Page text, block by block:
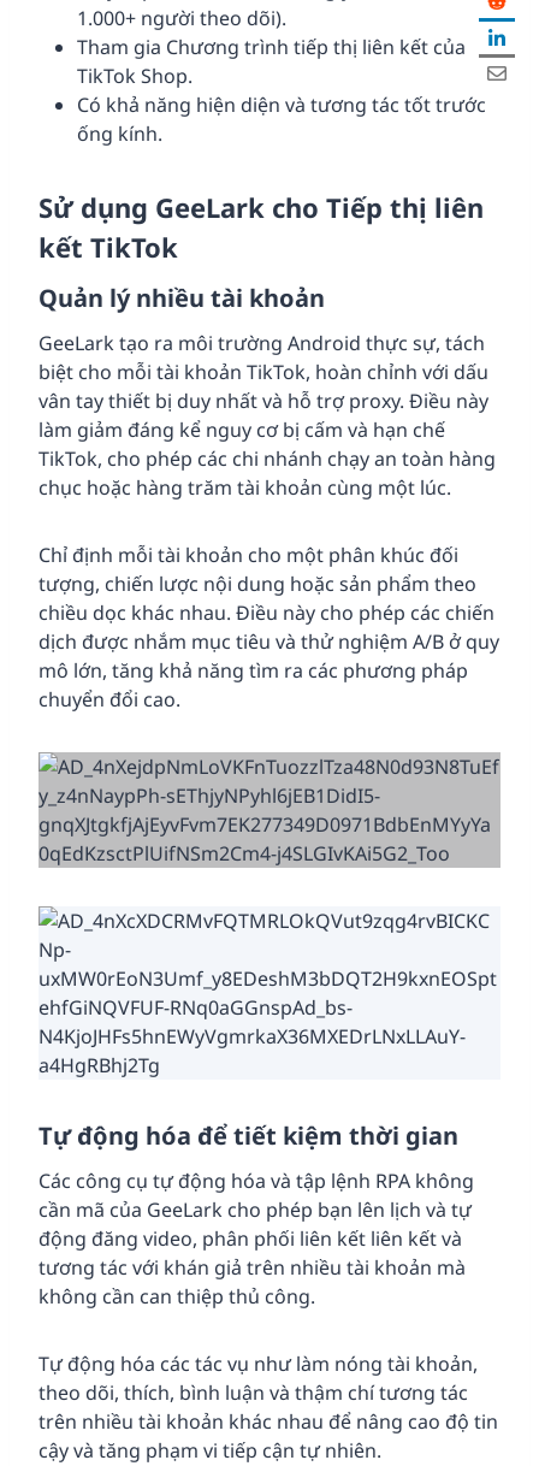
1.000+ người theo dõi).
Tham gia Chương trình tiếp thị liên kết của
TikTok Shop.
Có khả năng hiện diện và tương tác tốt trước
ống kính.
Sử dụng GeeLark cho Tiếp thị liên
kết TikTok
Quản lý nhiều tài khoản
GeeLark tạo ra môi trường Android thực sự, tách
biệt cho mỗi tài khoản TikTok, hoàn chỉnh với dấu
vân tay thiết bị duy nhất và hỗ trợ proxy. Điều này
làm giảm đáng kể nguy cơ bị cấm và hạn chế
TikTok, cho phép các chi nhánh chạy an toàn hàng
chục hoặc hàng trăm tài khoản cùng một lúc.
Chỉ định mỗi tài khoản cho một phân khúc đối
tượng, chiến lược nội dung hoặc sản phẩm theo
chiều dọc khác nhau. Điều này cho phép các chiến
dịch được nhắm mục tiêu và thử nghiệm A/B ở quy
mô lớn, tăng khả năng tìm ra các phương pháp
chuyển đổi cao.
Tự động hóa để tiết kiệm thời gian
Các công cụ tự động hóa và tập lệnh RPA không
cần mã của GeeLark cho phép bạn lên lịch và tự
động đăng video, phân phối liên kết liên kết và
tương tác với khán giả trên nhiều tài khoản mà
không cần can thiệp thủ công.
Tự động hóa các tác vụ như làm nóng tài khoản,
theo dõi, thích, bình luận và thậm chí tương tác
trên nhiều tài khoản khác nhau để nâng cao độ tin
cậy và tăng phạm vi tiếp cận tự nhiên.